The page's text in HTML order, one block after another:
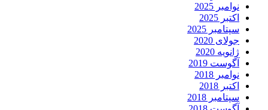
نوامبر 2025
اکتبر 2025
سپتامبر 2025
جولای 2020
ژانویه 2020
آگوست 2019
نوامبر 2018
اکتبر 2018
سپتامبر 2018